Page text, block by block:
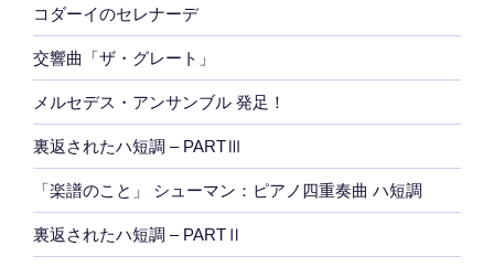
コダーイのセレナーデ
交響曲「ザ・グレート」
メルセデス・アンサンブル 発足！
裏返されたハ短調 – PARTⅢ
「楽譜のこと」 シューマン：ピアノ四重奏曲 ハ短調
裏返されたハ短調 – PARTⅡ